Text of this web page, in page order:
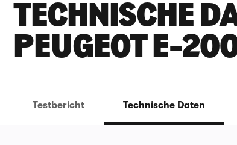
TECHNISCHE
EUGEOT E-
Testbericht Technische Daten